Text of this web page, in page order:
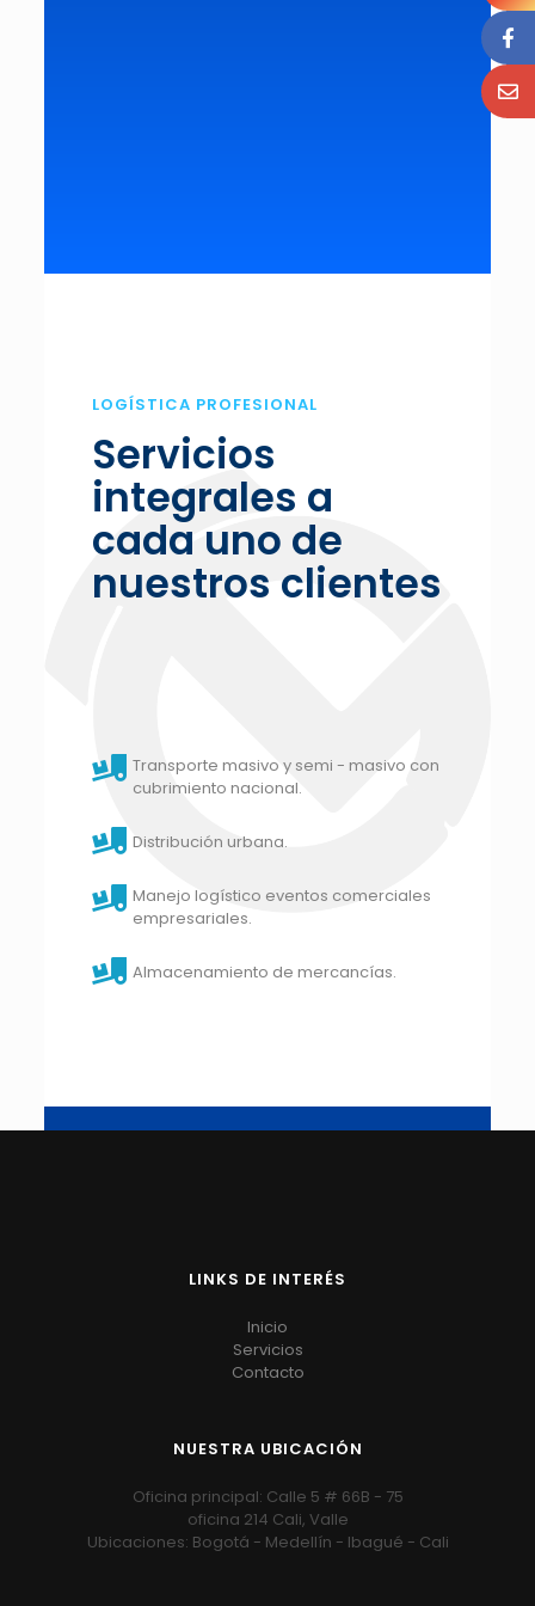
LOGÍSTICA PROFESIONAL
Servicios
integrales a
cada uno de
nuestros clientes
Transporte masivo y semi - masivo con
cubrimiento nacional.
Distribución urbana.
Manejo logístico eventos comerciales
empresariales.
Almacenamiento de mercancías.
LINKS DE INTERÉS
Inicio
Servicios
Contacto
NUESTRA UBICACIÓN
Oficina principal: Calle 5 # 66B - 75
oficina 214 Cali, Valle
Ubicaciones: Bogotá - Medellín - Ibagué - Cali